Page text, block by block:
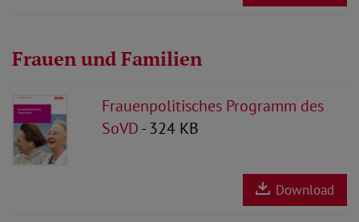
Frauen und Familien
Frauenpolitisches Programm des
SoVD- 324 KB
Download